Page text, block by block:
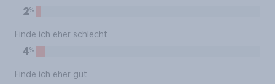
2%
Finde ich eher schlecht
4%
Finde ich eher gut